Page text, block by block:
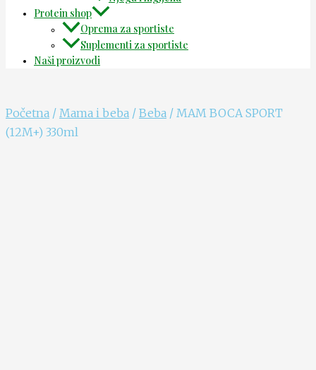
Protein shop
Oprema za sportiste
Suplementi za sportiste
Naši proizvodi
Početna / Mama i beba / Beba / MAM BOCA SPORT
(12M+) 330ml